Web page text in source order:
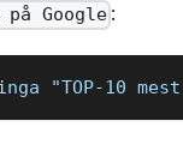
på Google :
"TOP-10